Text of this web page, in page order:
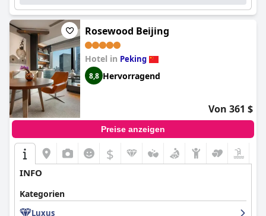
Rosewood Beijing
Hotel in Peking
8,8 Hervorragend
Von 361 $
Preise anzeigen
$
INFO
Kategorien
Luxus